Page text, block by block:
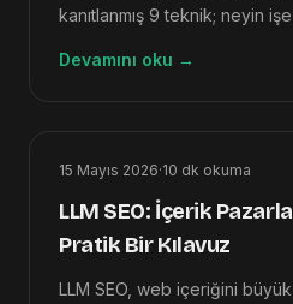
kanıtlanmış 9 teknik; neyin
Devamını oku →
15 Mayıs 2026·10 dk okuma
LLM SEO: İçerik
Pratik Bir Kılavuz
LLM SEO, web içeriğini